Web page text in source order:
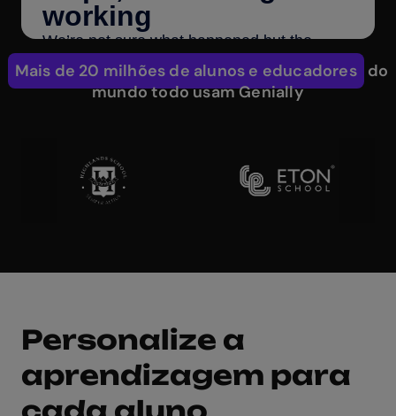
Mais de 20 milhões de alunos e educadores do
mundo todo usam Genially
Personalize a
aprendizagem para